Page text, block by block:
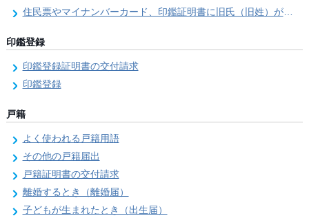
住民票やマイナンバーカード、印鑑証明書に旧氏（旧姓）が併記できるようになりました！
印鑑登録
印鑑登録証明書の交付請求
印鑑登録
戸籍
よく使われる戸籍用語
その他の戸籍届出
戸籍証明書の交付請求
離婚するとき（離婚届）
子どもが生まれたとき（出生届）